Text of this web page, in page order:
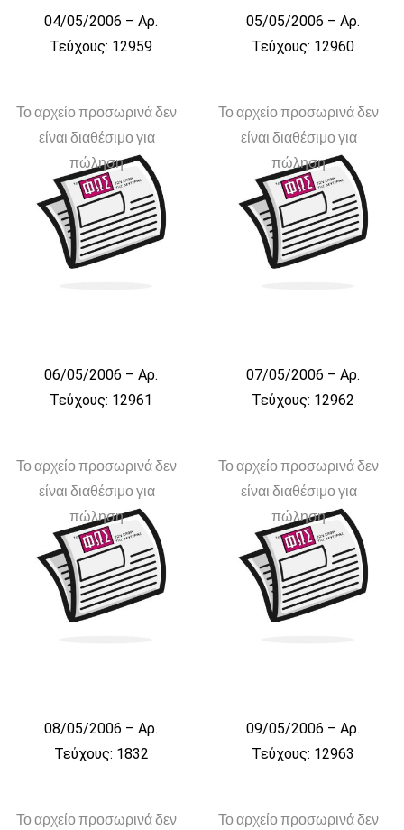
04/05/2006 – Αρ.
Τεύχους: 12959
05/05/2006 – Αρ.
Τεύχους: 12960
Το αρχείο προσωρινά δεν
είναι διαθέσιμο για
πώληση
06/05/2006 – Αρ.
Τεύχους: 12961
Το αρχείο προσωρινά δεν
είναι διαθέσιμο για
πώληση
07/05/2006 – Αρ.
Τεύχους: 12962
Το αρχείο προσωρινά δεν
είναι διαθέσιμο για
πώληση
08/05/2006 – Αρ.
Τεύχους: 1832
Το αρχείο προσωρινά δεν
είναι διαθέσιμο για
πώληση
09/05/2006 – Αρ.
Τεύχους: 12963
Το αρχείο προσωρινά δεν
Το αρχείο προσωρινά δεν